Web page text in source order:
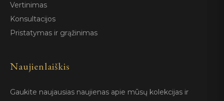
Vertinimas
Konsultacijos
Pristatymas ir grąžinimas
Naujienlaiškis
Gaukite naujausias naujienas apie mūsų kolekcijas ir